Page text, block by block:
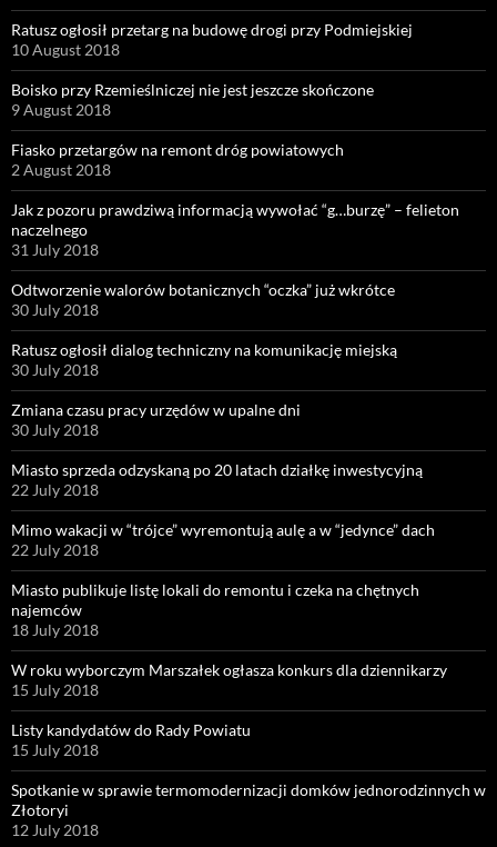
Ratusz ogłosił przetarg na budowę drogi przy Podmiejskiej
10 August 2018
Boisko przy Rzemieślniczej nie jest jeszcze skończone
9 August 2018
Fiasko przetargów na remont dróg powiatowych
2 August 2018
Jak z pozoru prawdziwą informacją wywołać “g…burzę” – felieton
naczelnego
31 July 2018
Odtworzenie walorów botanicznych “oczka” już wkrótce
30 July 2018
Ratusz ogłosił dialog techniczny na komunikację miejską
30 July 2018
Zmiana czasu pracy urzędów w upalne dni
30 July 2018
Miasto sprzeda odzyskaną po 20 latach działkę inwestycyjną
22 July 2018
Mimo wakacji w “trójce” wyremontują aulę a w “jedynce” dach
22 July 2018
Miasto publikuje listę lokali do remontu i czeka na chętnych
najemców
18 July 2018
W roku wyborczym Marszałek ogłasza konkurs dla dziennikarzy
15 July 2018
Listy kandydatów do Rady Powiatu
15 July 2018
Spotkanie w sprawie termomodernizacji domków jednorodzinnych w
Złotoryi
12 July 2018